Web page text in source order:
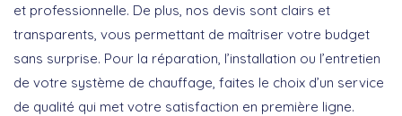
et professionnelle. De plus, nos devis sont clairs et
transparents, vous permettant de maîtriser votre budget
sans surprise. Pour la réparation, l’installation ou l’entretien
de votre système de chauffage, faites le choix d’un service
de qualité qui met votre satisfaction en première ligne.